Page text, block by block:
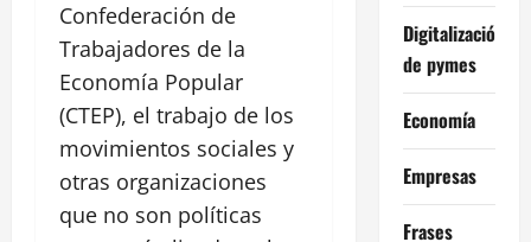
Confederación de
Trabajadores de la
Economía Popular
(CTEP), el trabajo de los
movimientos sociales y
otras organizaciones
que no son políticas
Digitalización
de pymes
Economía
Empresas
Frases